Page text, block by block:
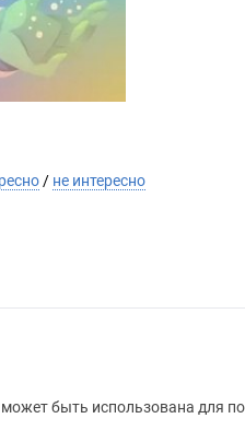
/ не интересно
быть использована для